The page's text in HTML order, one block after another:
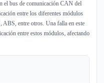
el bus de comunicación CAN del
entre los diferentes módulos
entre otros. Una falla en este
entre estos módulos, afectando